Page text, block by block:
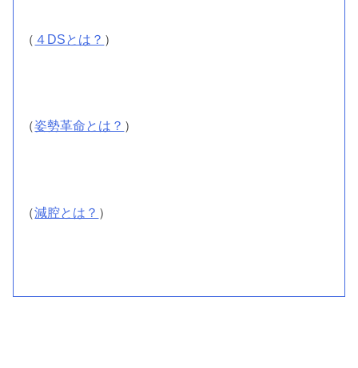
（ ４DSとは？ ）
（姿勢革命とは？ ）
（減腔とは？ ）